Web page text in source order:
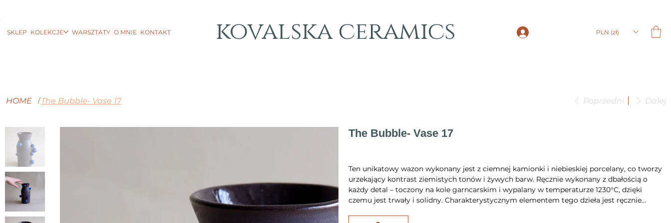
kovalska ceramics
SKLEP KOLEKCJE WARSZTATY O MNIE KONTAKT PLN (zł)
HOME /The Bubble- Vase 17 Poprzedni Dalej
The Bubble- Vase 17
Ten unikatowy wazon wykonany jest z ciemnej kamionki i niebieskiej porcelany, co tworzy
urzekający kontrast ziemistych tonów i żywych barw. Ręcznie wykonany z dbałością o
każdy detal – toczony na kole garncarskim i wypalany w temperaturze 1230°C, dzięki
czemu jest trwały i solidny. Charakterystycznym elementem tego dzieła jest ręcznie
elegancką formę. Każdy egzemplarz jest unikatowy i starannie pakowany, by dotarł do